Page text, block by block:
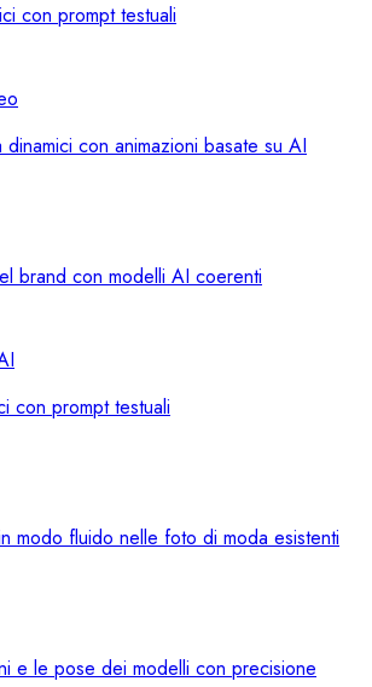
con prompt testuali
con animazioni basate su AI
brand con modelli AI coerenti
con prompt testuali
modo fluido nelle foto di moda esistenti
e le pose dei modelli con precisione